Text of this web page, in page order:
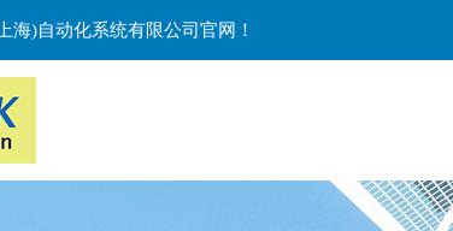
海)自动化系统有限公司官网！